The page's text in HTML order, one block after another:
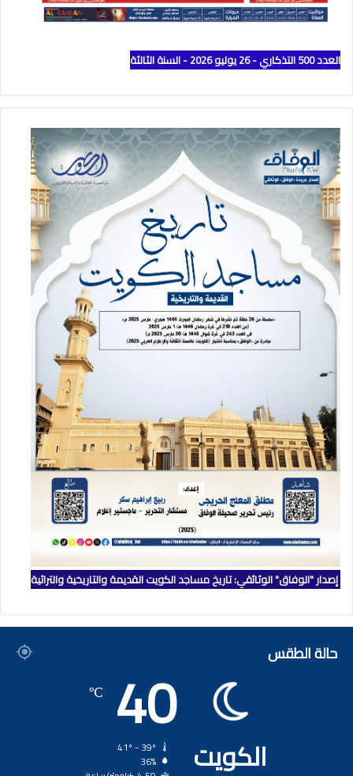
العدد 500 التذكاري - 26 يوليو 2026 - السنة الثالثة
إصدار "الوفاق" الوثائقي: تاريخ مساجد الكويت القديمة والتاريخية والتراثية
حالة الطقس
الكويت
40
℃
36%